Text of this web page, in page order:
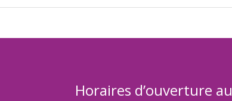
Horaires d’ouverture au